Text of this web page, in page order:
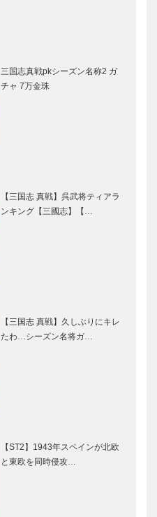
三国志真戦pkシーズン名称2 ガ
チャ 7万金珠
【三国志 真戦】呉武将ティアラ
ンキング【三國志】【…
【三国志 真戦】久しぶりにキレ
たわ…シーズン名将ガ…
【ST2】1943年スペインが北欧
と東欧を同時侵攻…